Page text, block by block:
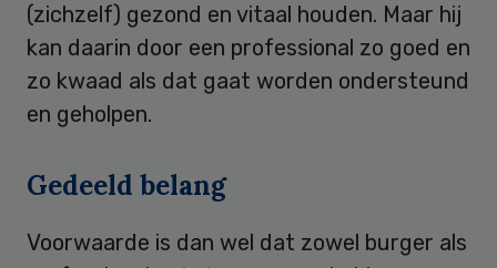
(zichzelf) gezond en vitaal houden. Maar hij
kan daarin door een professional zo goed en
zo kwaad als dat gaat worden ondersteund
en geholpen.
Gedeeld belang
Voorwaarde is dan wel dat zowel burger als